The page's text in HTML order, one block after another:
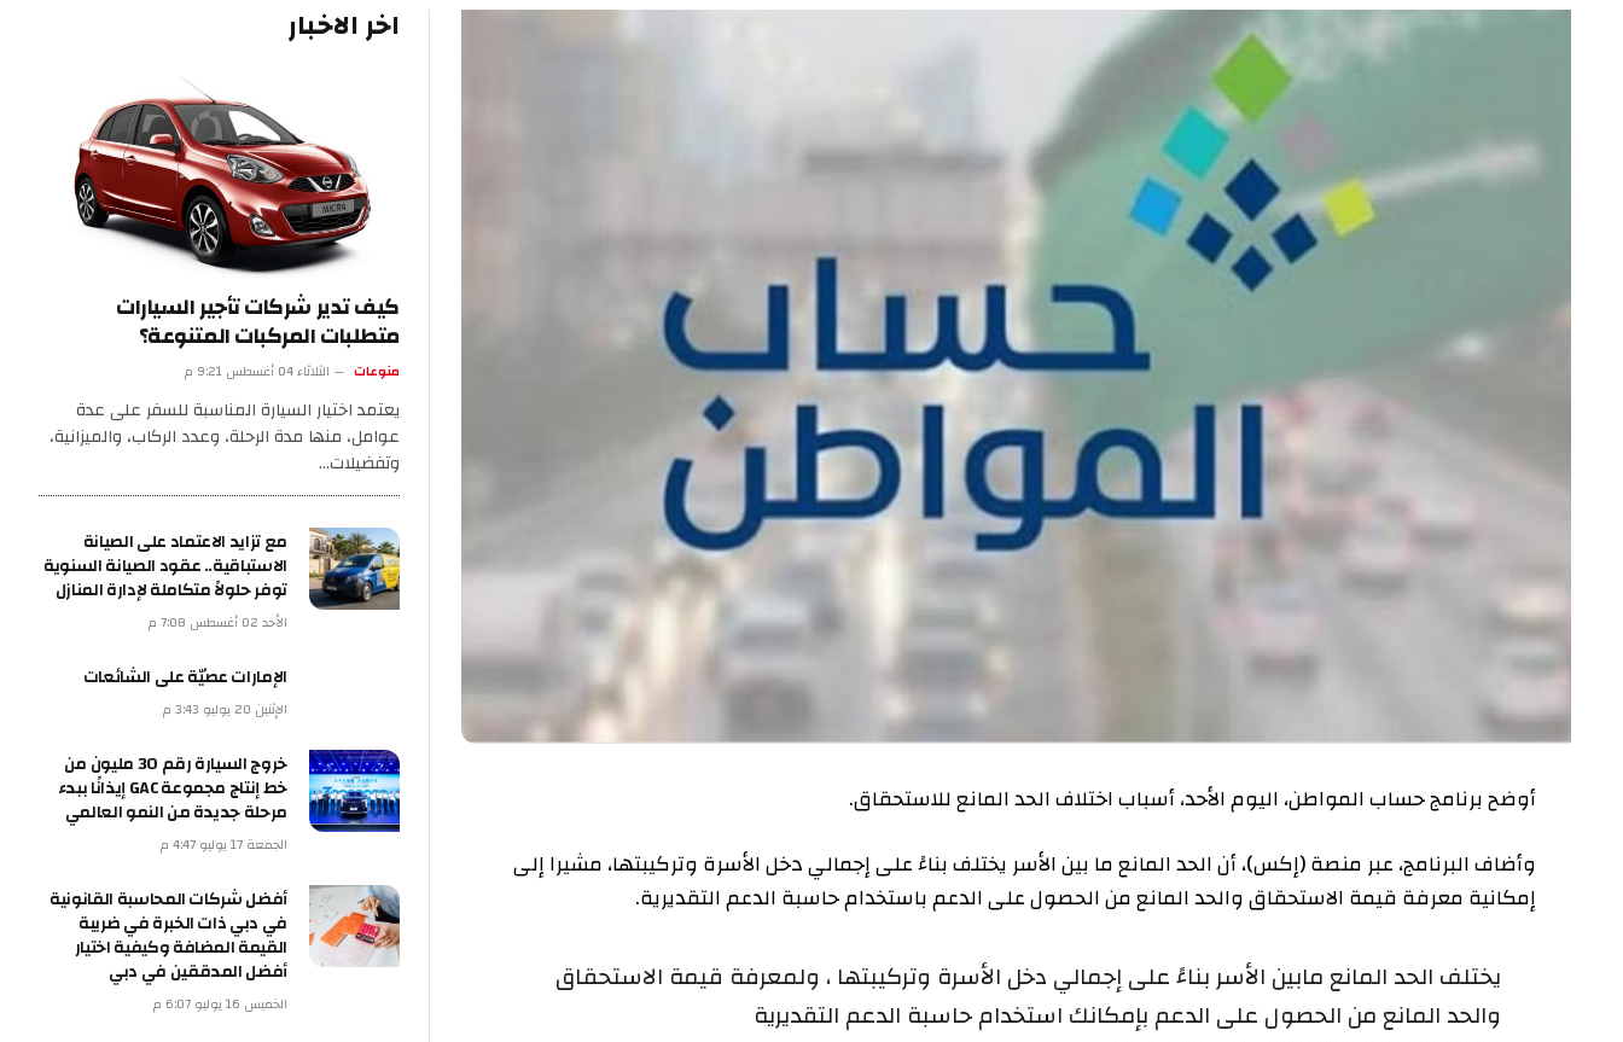
أوضح برنامج حساب المواطن، اليوم الأحد، أسباب اختلاف الحد المانع للاستحقاق.
وأضاف البرنامج، عبر منصة (إكس)، أن الحد المانع ما بين الأسر يختلف بناءً على إجمالي دخل الأسرة وتركيبتها، مشيرا إلى
إمكانية معرفة قيمة الاستحقاق والحد المانع من الحصول على الدعم باستخدام حاسبة الدعم التقديرية.
يختلف الحد المانع مابين الأسر بناءً على إجمالي دخل الأسرة وتركيبتها ، ولمعرفة قيمة الاستحقاق
والحد المانع من الحصول على الدعم بإمكانك استخدام حاسبة الدعم التقديرية
اخر الاخبار
كيف تدير شركات تأجير السيارات
متطلبات المركبات المتنوعة؟
الثلاثاء 04 أغسطس 9:21 م
يعتمد اختيار السيارة المناسبة للسفر على عدة
عوامل، منها مدة الرحلة، وعدد الركاب، والميزانية،
وتفضيلات…
مع تزايد الاعتماد على الصيانة
الاستباقية.. عقود الصيانة السنوية
توفر حلولاً متكاملة لإدارة المنازل
الإمارات عصيّة على الشائعات
خروج السيارة رقم 30 مليون من
خط إنتاج مجموعة GAC إيذانًا ببدء
مرحلة جديدة من النمو العالمي
أفضل شركات المحاسبة القانونية
في دبي ذات الخبرة في ضريبة
القيمة المضافة وكيفية اختيار
أفضل المدققين في دبي